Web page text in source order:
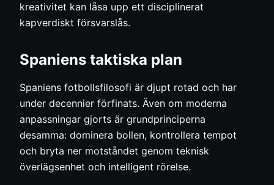
kreativitet kan låsa upp ett disciplinerat
kapverdiskt försvarslås.
Spaniens taktiska plan
Spaniens fotbollsfilosofi är djupt rotad och har
under decennier förfinats. Även om moderna
anpassningar gjorts är grundprinciperna
desamma: dominera bollen, kontrollera tempot
och bryta ner motståndet genom teknisk
överlägsenhet och intelligent rörelse.